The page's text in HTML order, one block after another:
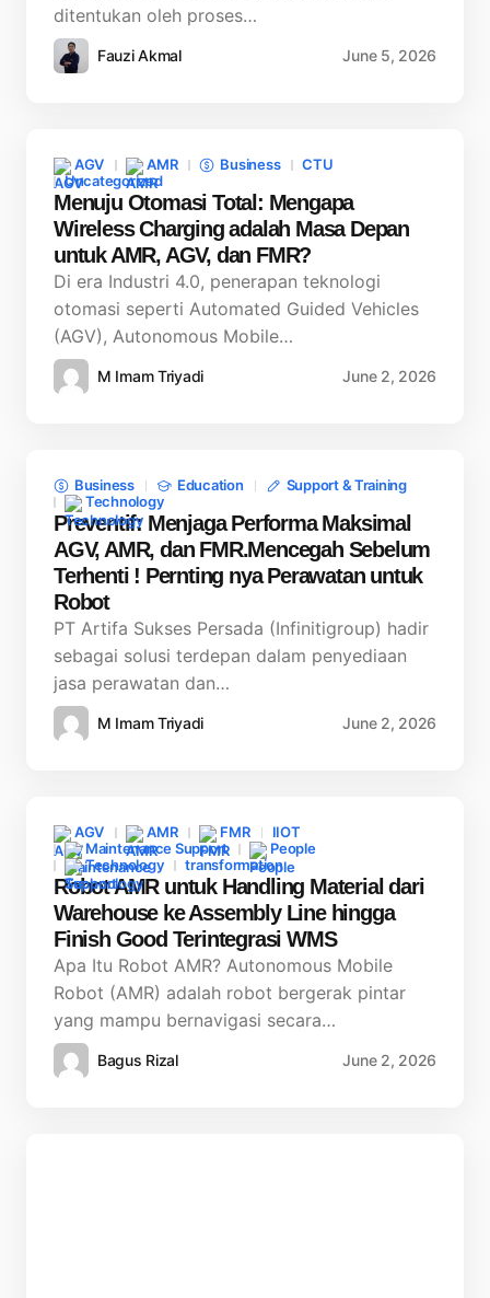
ditentukan oleh proses…
Fauzi Akmal June 5, 2026
AGV AMR Business
CTU
Uncategorized
Menuju Otomasi Total: Mengapa
Wireless Charging adalah Masa Depan
untuk AMR, AGV, dan FMR?
Di era Industri 4.0, penerapan teknologi
otomasi seperti Automated Guided Vehicles
(AGV), Autonomous Mobile…
M Imam Triyadi June 2, 2026
Business Education
Support & Training
Technology
Preventif: Menjaga Performa Maksimal
AGV, AMR, dan FMR.Mencegah Sebelum
Terhenti ! Pernting nya Perawatan untuk
Robot
PT Artifa Sukses Persada (Infinitigroup) hadir
sebagai solusi terdepan dalam penyediaan
jasa perawatan dan…
M Imam Triyadi June 2, 2026
AGV AMR FMR
IIOT
Maintenance Support
People
Technology
transformation
Robot AMR untuk Handling Material dari
Warehouse ke Assembly Line hingga
Finish Good Terintegrasi WMS
Apa Itu Robot AMR? Autonomous Mobile
Robot (AMR) adalah robot bergerak pintar
yang mampu bernavigasi secara…
Bagus Rizal June 2, 2026